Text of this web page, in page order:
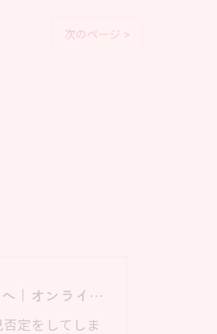
次のページ >
子育てを頑張っているあなたへ｜オンライン24時間子育てブログ
定をしてしま